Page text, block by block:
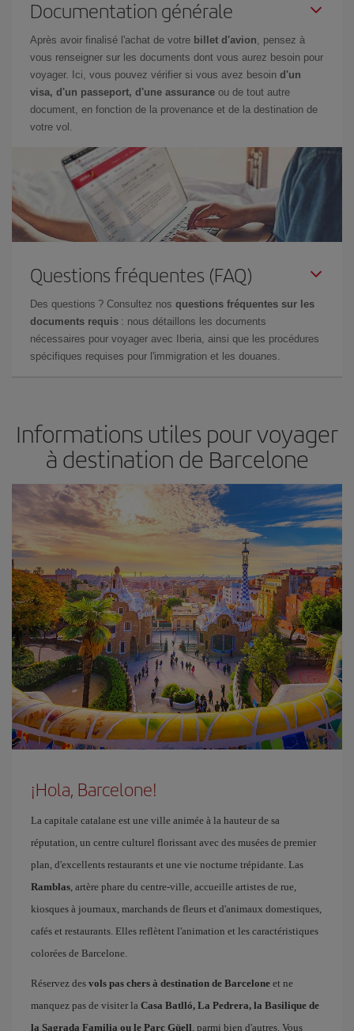
Documentation générale
Après avoir finalisé l'achat de votre billet d'avion, pensez à
vous renseigner sur les documents dont vous aurez besoin pour
voyager. Ici, vous pouvez vérifier si vous avez besoin d'un
visa, d'un passeport, d'une assurance ou de tout autre
document, en fonction de la provenance et de la destination de
votre vol.
Questions fréquentes (FAQ)
Des questions ? Consultez nos questions fréquentes sur les
documents requis : nous détaillons les documents
nécessaires pour voyager avec Iberia, ainsi que les procédures
spécifiques requises pour l'immigration et les douanes.
Informations utiles pour voyager
à destination de Barcelone
¡Hola, Barcelone!
La capitale catalane est une ville animée à la hauteur de sa
réputation, un centre culturel florissant avec des musées de premier
plan, d'excellents restaurants et une vie nocturne trépidante. Las
Ramblas, artère phare du centre-ville, accueille artistes de rue,
kiosques à journaux, marchands de fleurs et d'animaux domestiques,
cafés et restaurants. Elles reflètent l'animation et les caractéristiques
colorées de Barcelone.
Réservez des vols pas chers à destination de Barcelone et ne
manquez pas de visiter la Casa Batlló, La Pedrera, la Basilique de
la Sagrada Familia ou le Parc Güell, parmi bien d'autres. Vous